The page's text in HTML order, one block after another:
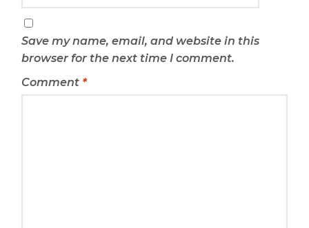
Save my name, email, and website in this
browser for the next time I comment.
Comment *